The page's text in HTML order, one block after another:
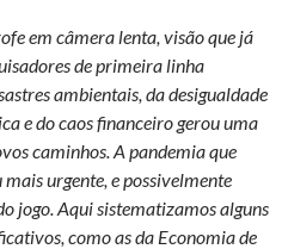
em câmera lenta, visão que já
de primeira linha
ambientais, da desigualdade
e do caos financeiro gerou uma
caminhos. A pandemia que
urgente, e possivelmente
jogo. Aqui sistematizamos alguns
como as da Economia de